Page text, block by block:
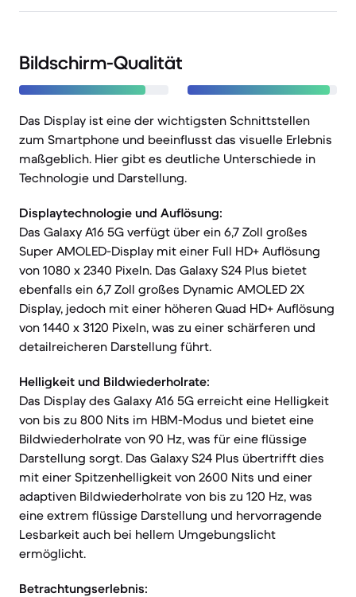
Bildschirm-Qualität
Das Display ist eine der wichtigsten Schnittstellen
zum Smartphone und beeinflusst das visuelle Erlebnis
maßgeblich. Hier gibt es deutliche Unterschiede in
Technologie und Darstellung.
Displaytechnologie und Auflösung:
Das Galaxy A16 5G verfügt über ein 6,7 Zoll großes
Super AMOLED-Display mit einer Full HD+ Auflösung
von 1080 x 2340 Pixeln. Das Galaxy S24 Plus bietet
ebenfalls ein 6,7 Zoll großes Dynamic AMOLED 2X
Display, jedoch mit einer höheren Quad HD+ Auflösung
von 1440 x 3120 Pixeln, was zu einer schärferen und
detailreicheren Darstellung führt.
Helligkeit und Bildwiederholrate:
Das Display des Galaxy A16 5G erreicht eine Helligkeit
von bis zu 800 Nits im HBM-Modus und bietet eine
Bildwiederholrate von 90 Hz, was für eine flüssige
Darstellung sorgt. Das Galaxy S24 Plus übertrifft dies
mit einer Spitzenhelligkeit von 2600 Nits und einer
adaptiven Bildwiederholrate von bis zu 120 Hz, was
eine extrem flüssige Darstellung und hervorragende
Lesbarkeit auch bei hellem Umgebungslicht
ermöglicht.
Betrachtungserlebnis: